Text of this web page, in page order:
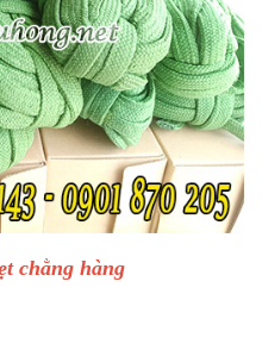
chằng hàng